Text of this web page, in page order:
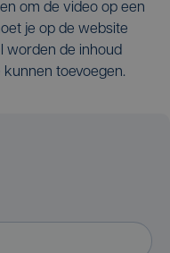
om de video op een
je op de website
worden de inhoud
toevoegen.